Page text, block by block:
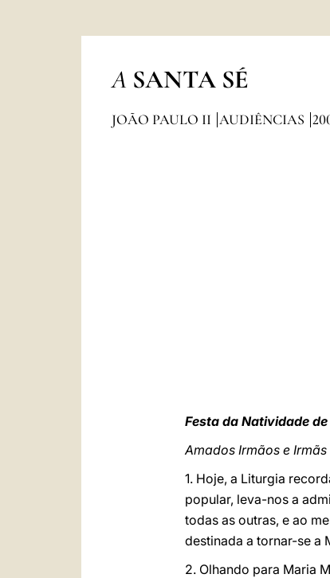
A SANTA SÉ
JOÃO PAULO II AUDIÊNCIAS
Festa da Natividade
Amados Irmãos e Irmãs
1. Hoje, a Liturgia
popular, leva-nos a
todas as outras, e ao
destinada a tornar-se a
2. Olhando para Maria